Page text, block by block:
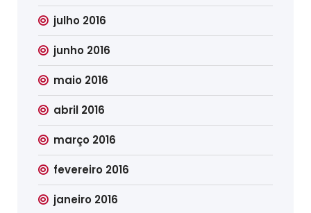
julho 2016
junho 2016
maio 2016
abril 2016
março 2016
fevereiro 2016
janeiro 2016